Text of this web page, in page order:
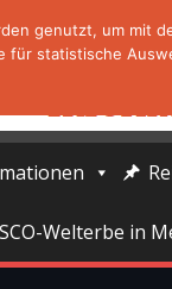
Welterbe in
genutzt, um mit
für statistische